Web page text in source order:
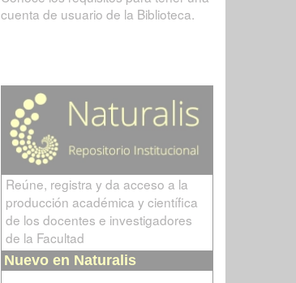
cuenta de usuario de la Biblioteca.
Reúne, registra y da acceso a la
producción académica y científica
de los docentes e investigadores
de la Facultad
Nuevo en Naturalis